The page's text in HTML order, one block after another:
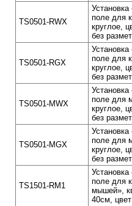
TS0501-RWX
поле для
круглое,
без
TS0501-RGX
поле для
круглое,
без
TS0501-MWX
поле для
круглое,
без
TS0501-MGX
поле для
круглое,
без
TS1501-RM1
поле для
мышей»,
40см,